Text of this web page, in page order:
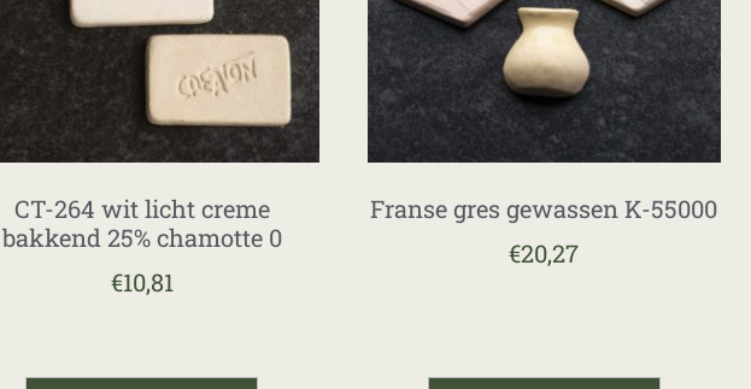
CT-264 wit licht creme
bakkend 25% chamotte 0
€10,81
Franse gres gewassen K-55000
€20,27